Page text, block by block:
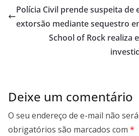
b
o
s
p
p
e
d
I
n
g
a
m
Polícia Civil prende suspeita de
extorsão mediante sequestro
School of Rock realiza
Deixe um comentário
O seu endereço de e-mail não
obrigatórios são marcados com *